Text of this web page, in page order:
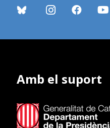
Amb el suport